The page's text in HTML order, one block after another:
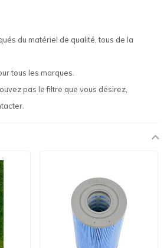
du matériel de qualité, tous de la
tous les marques.
pas le filtre que vous désirez,